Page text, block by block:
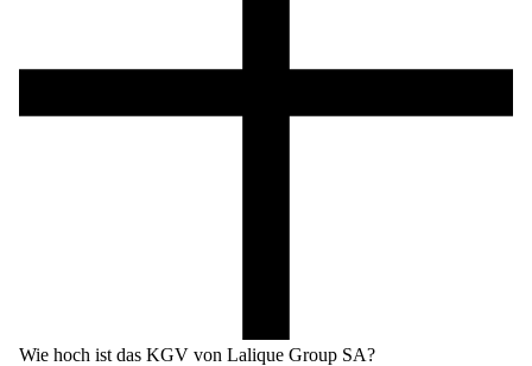
Wie hoch ist das KGV von Lalique Group SA?